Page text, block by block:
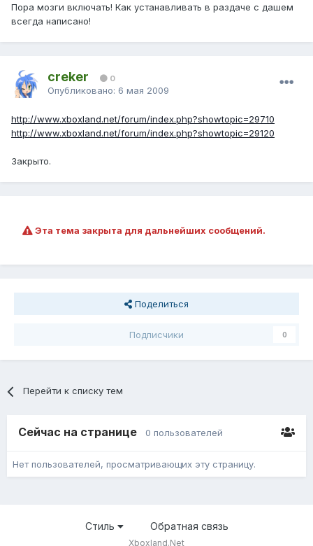
Пора мозги включать! Как устанавливать в раздаче с дашем
всегда написано!
creker 0
Опубликовано: 6 мая 2009
http://www.xboxland.net/forum/index.php?showtopic=29710
http://www.xboxland.net/forum/index.php?showtopic=29120
Закрыто.
Эта тема закрыта для дальнейших сообщений.
Поделиться
Подписчики 0
Перейти к списку тем
Сейчас на странице 0 пользователей
Нет пользователей, просматривающих эту страницу.
Стиль Обратная связь
Xboxland.Net